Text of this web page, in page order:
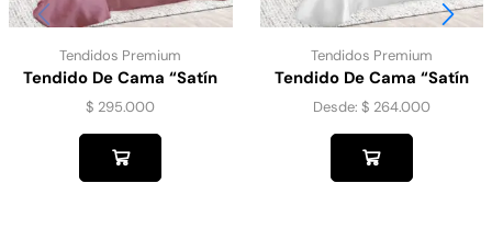
Tendidos Premium
Tendido De Cama “Satín
Gold” Rosa.
$ 295.000
Tendidos Premium
Tendido De Cama “Satín
Gold” Blanco
Desde: $ 264.000